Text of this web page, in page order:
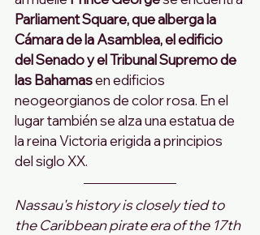
Parliament Square, que alberga la
Cámara de la Asamblea, el edificio
del Senado y el Tribunal Supremo de
las Bahamas en edificios
neogeorgianos de color rosa. En el
lugar también se alza una estatua de
la reina Victoria erigida a principios
del siglo XX.
Nassau's history is closely tied to
the Caribbean pirate era of the 17th